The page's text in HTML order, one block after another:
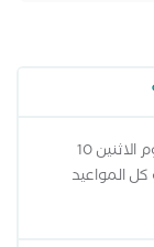
أقرب ميعاد لدكتور حازم محمد الخليلى هو اليوم الاثنين 10
تشوف كل المواعيد